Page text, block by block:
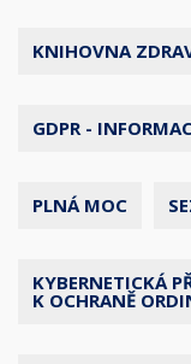
KNIHOVNA
GDPR -
PLNÁ MOC
KYBERNETICKÁ
K OCHRANĚ